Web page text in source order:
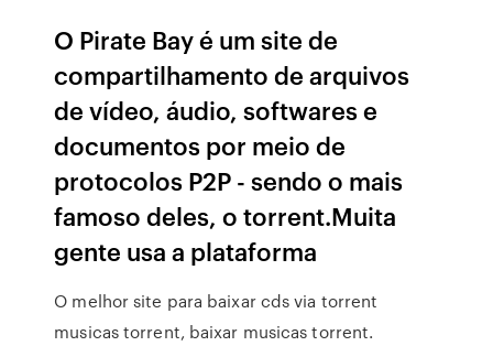
O Pirate Bay é um site de
compartilhamento de arquivos
de vídeo, áudio, softwares e
documentos por meio de
protocolos P2P - sendo o mais
famoso deles, o torrent.Muita
gente usa a plataforma
O melhor site para baixar cds via torrent
musicas torrent, baixar musicas torrent.